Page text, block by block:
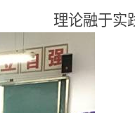
理论融于实